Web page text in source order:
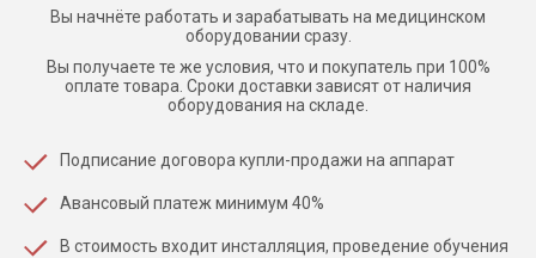
Вы начнёте работать и зарабатывать на медицинском
оборудовании сразу.
Вы получаете те же условия, что и покупатель при 100%
оплате товара. Сроки доставки зависят от наличия
оборудования на складе.
Подписание договора купли-продажи на аппарат
Авансовый платеж минимум 40%
В стоимость входит инсталляция, проведение обучения